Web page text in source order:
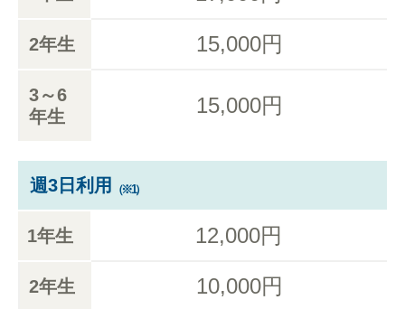
2年生 15,000円
3～6
年生
15,000円
週3日利用 （※1）
1年生 12,000円
2年生 10,000円